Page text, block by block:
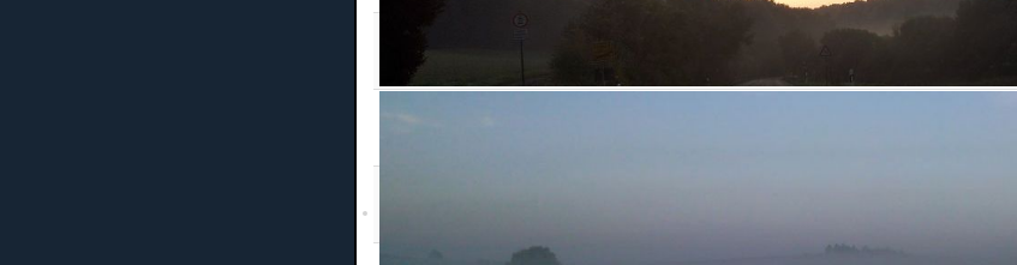
TV Ober-Ramstadt
Webseite des TV Ober-Ramstadt mit Infos über den Verein, Veranstaltungen und weitere Angebote.